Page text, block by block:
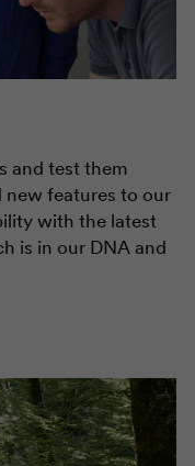
and test them
new features to our
with the latest
is in our DNA and